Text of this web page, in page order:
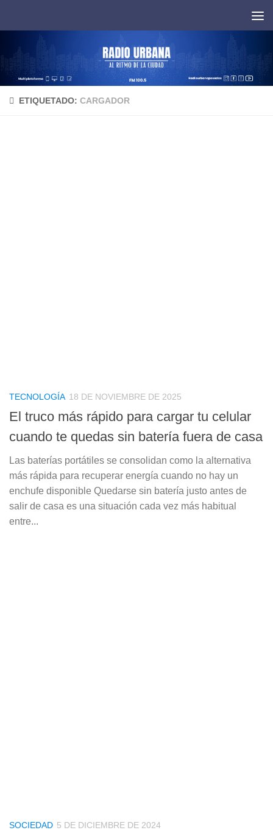
ETIQUETADO: CARGADOR
TECNOLOGÍA 18 DE NOVIEMBRE DE 2025
El truco más rápido para cargar tu celular
cuando te quedas sin batería fuera de casa
Las baterías portátiles se consolidan como la alternativa
más rápida para recuperar energía cuando no hay un
enchufe disponible Quedarse sin batería justo antes de
salir de casa es una situación cada vez más habitual
entre...
SOCIEDAD 5 DE DICIEMBRE DE 2024